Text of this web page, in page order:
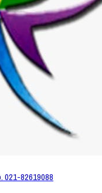
021-82619088